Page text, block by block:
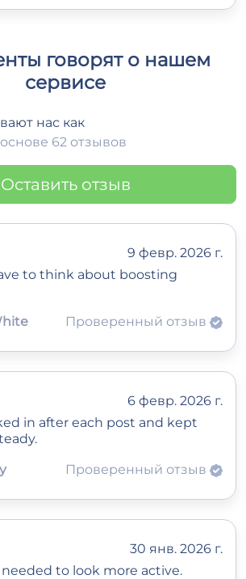
говорят о нашем
сервисе
нас как
62 отзывов
Оставить отзыв
9 февр. 2026 г.
to think about boosting
Проверенный отзыв
6 февр. 2026 г.
in after each post and kept
Проверенный отзыв
30 янв. 2026 г.
to look more active.